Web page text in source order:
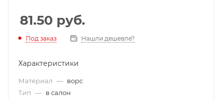
81.50 руб.
Под заказ Нашли дешевле?
Характеристики
Материал — ворс
Тип — в салон